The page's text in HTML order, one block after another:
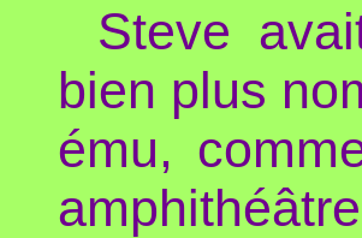
Steve
bien plus
ému,